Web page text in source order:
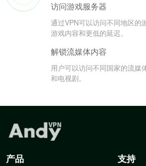
访问游戏服务器
通过VPN可以访问不同地区的
游戏内容和更低的延迟。
解锁流媒体内容
用户可以访问不同国家的流媒
和电视剧。
产品 支持